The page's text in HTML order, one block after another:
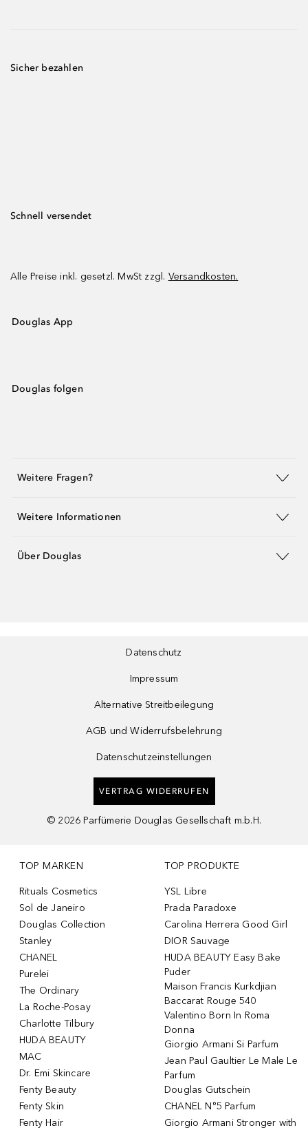
Sicher bezahlen
Schnell versendet
Alle Preise inkl. gesetzl. MwSt zzgl. Versandkosten.
Douglas App
Douglas folgen
Weitere Fragen?
Weitere Informationen
Über Douglas
Datenschutz
Impressum
Alternative Streitbeilegung
AGB und Widerrufsbelehrung
Datenschutzeinstellungen
VERTRAG WIDERRUFEN
© 2026 Parfümerie Douglas Gesellschaft m.b.H.
TOP MARKEN
Rituals Cosmetics
Sol de Janeiro
Douglas Collection
Stanley
CHANEL
Purelei
The Ordinary
La Roche-Posay
Charlotte Tilbury
HUDA BEAUTY
MAC
Dr. Emi Skincare
Fenty Beauty
Fenty Skin
Fenty Hair
TOP PRODUKTE
YSL Libre
Prada Paradoxe
Carolina Herrera Good Girl
DIOR Sauvage
HUDA BEAUTY Easy Bake
Puder
Maison Francis Kurkdjian
Baccarat Rouge 540
Valentino Born In Roma
Donna
Giorgio Armani Si Parfum
Jean Paul Gaultier Le Male Le
Parfum
Douglas Gutschein
CHANEL N°5 Parfum
Giorgio Armani Stronger with